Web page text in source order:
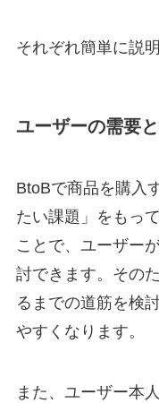
それぞれ簡単に説
ユーザーの需要
BtoBで商品を購入
たい課題」をもっ
ことで、ユーザー
討できます。その
るまでの道筋を検
やすくなります。
また、ユーザー本